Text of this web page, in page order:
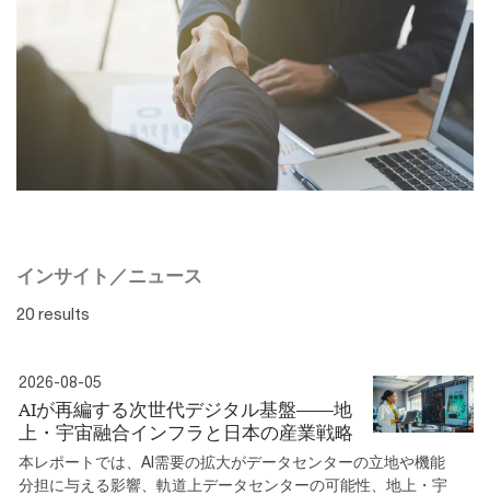
インサイト／ニュース
20 results
2026-08-05
AIが再編する次世代デジタル基盤――地
上・宇宙融合インフラと日本の産業戦略
本レポートでは、AI需要の拡大がデータセンターの立地や機能
分担に与える影響、軌道上データセンターの可能性、地上・宇